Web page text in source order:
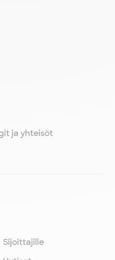
ja yhteisöt
Sijoittajille